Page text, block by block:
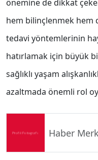
önemine de dikkat
hem bilinçlenmek hem
tedavi yöntemlerinin
hatırlamak için büyük
sağlıklı yaşam
azaltmada önemli rol
Haber